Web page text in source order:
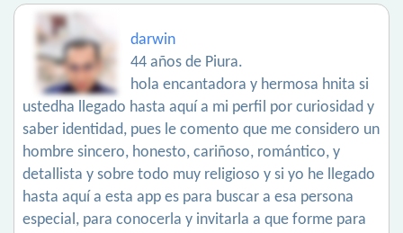
darwin
44 años de Piura.
hola encantadora y hermosa hnita si
ustedha llegado hasta aquí a mi perfil por curiosidad y
saber identidad, pues le comento que me considero un
hombre sincero, honesto, cariñoso, romántico, y
detallista y sobre todo muy religioso y si yo he llegado
hasta aquí a esta app es para buscar a esa persona
especial, para conocerla y invitarla a que forme para